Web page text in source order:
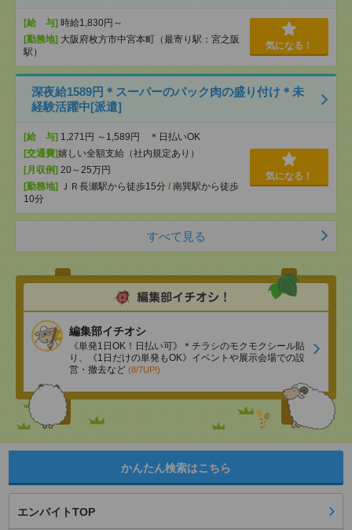
[給 与] 時給1,830円～
[勤務地] 大阪府枚方市中宮本町（最寄り駅：宮之阪
駅）
気になる！
深夜給1589円＊スーパーのパック肉の盛り付け＊未
経験活躍中[派遣]
[給 与] 1,271円 ～1,589円 ＊日払いOK
[交通費]嬉しい全額支給（社内規定あり）
[月収例] 20～25万円
[勤務地]
ＪＲ長瀬駅から徒歩15分 / 南巽駅から徒歩
10分
気になる！
すべて見る
編集部イチオシ
《単発1日OK！日払い可》＊チラシのモクモクシール貼
り、《1日だけの単発もOK》イベントや展示会場での設
営・撤去など (8/7UP!)
かんたん検索はこちら
エンバイトTOP